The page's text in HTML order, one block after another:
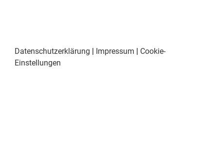
Datenschutzerklärung | Impressum | Cookie-
Einstellungen